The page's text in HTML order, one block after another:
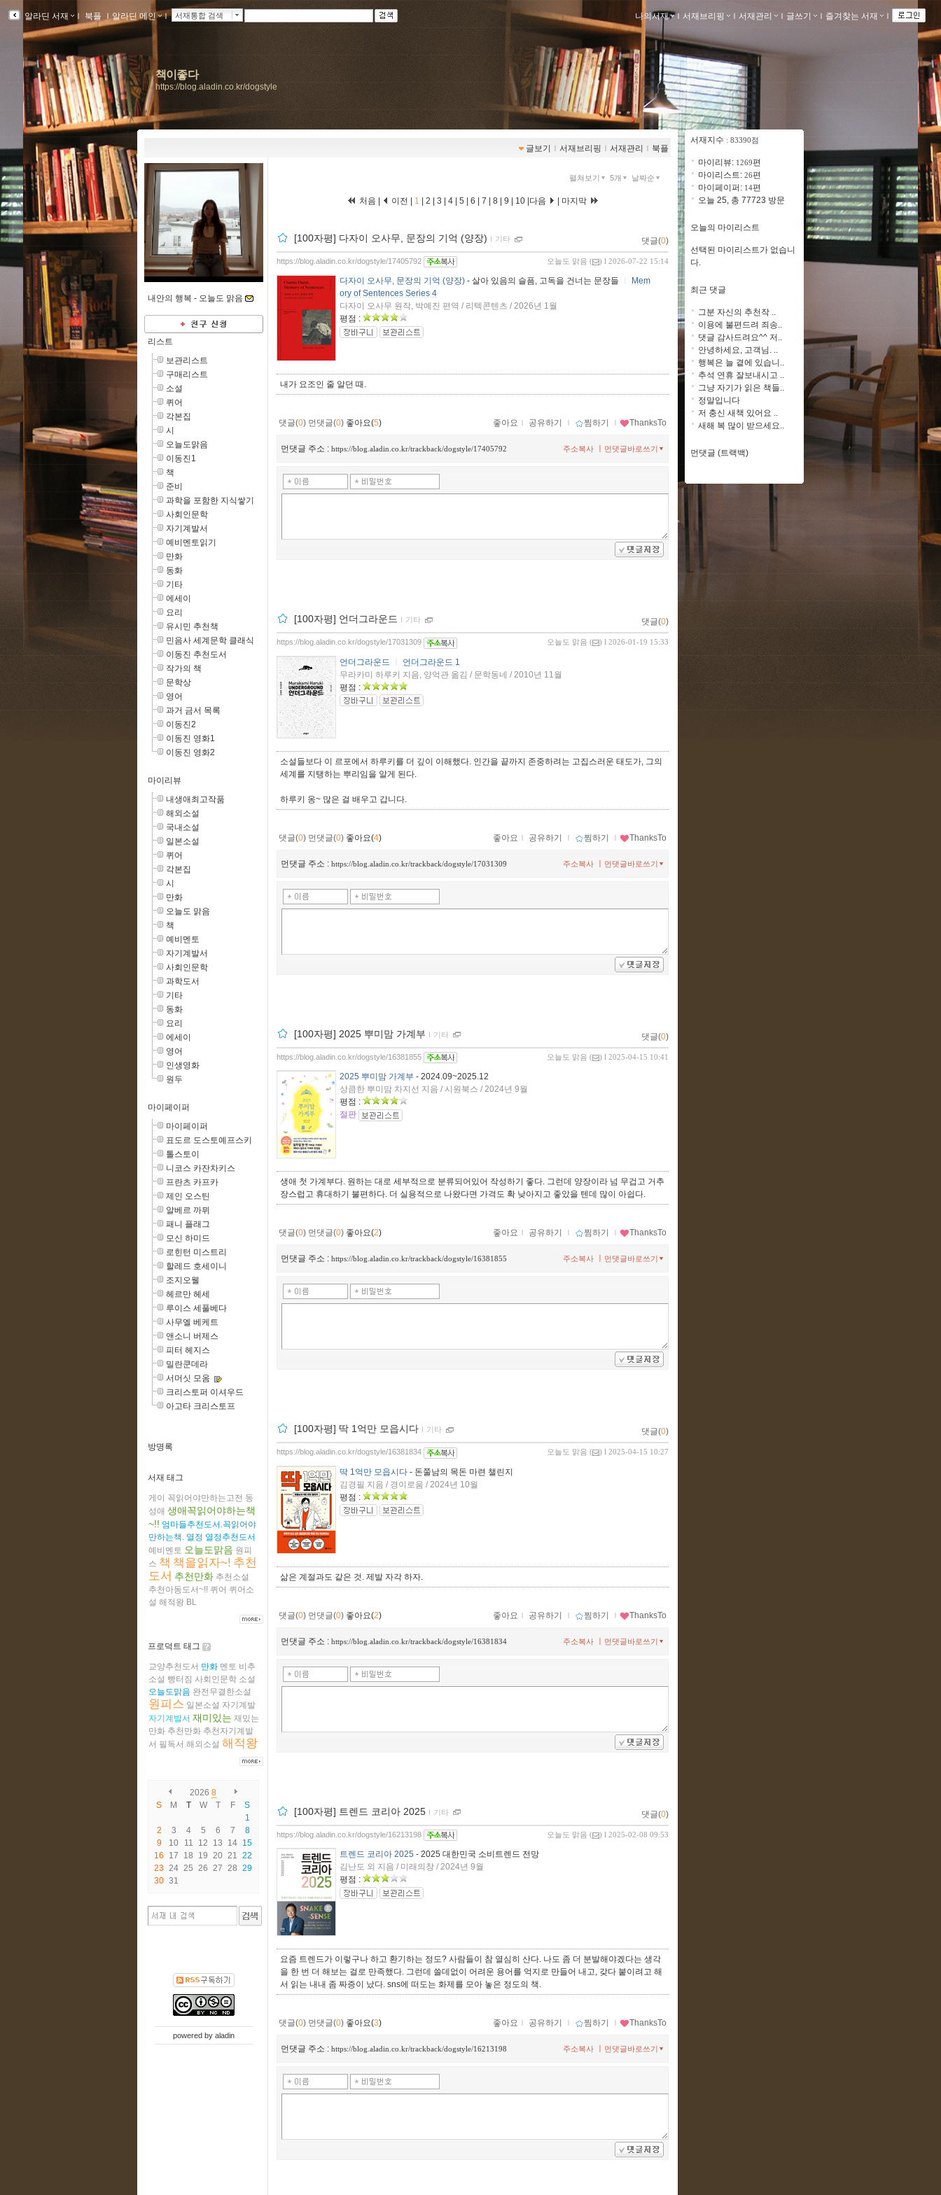
알라딘 서재 ｌ 북플 ｌ알라딘 메인 ｌ 서재통합 검색 나의서재 ｌ 서재브리핑 ｌ 서재관리 ｌ 글쓰기 ｌ 즐겨찾는 서재 ｌ
책이좋다
https://blog.aladin.co.kr/dogstyle
글보기 ｌ 서재브리핑 ｌ 서재관리 ｌ 북플
내안의 행복 - 오늘도 맑음
리스트
보관리스트
구매리스트
소설
퀴어
각본집
시
오늘도맑음
이동진1
책
준비
과학을 포함한 지식쌓기
사회인문학
자기계발서
예비멘토읽기
만화
동화
기타
에세이
요리
유시민 추천책
민음사 세계문학 클래식
이동진 추천도서
작가의 책
문학상
영어
과거 금서 목록
이동진2
이동진 영화1
이동진 영화2
마이리뷰
내생애최고작품
해외소설
국내소설
일본소설
퀴어
각본집
시
만화
오늘도 맑음
책
예비멘토
자기계발서
사회인문학
과학도서
기타
동화
요리
에세이
영어
인생영화
원두
마이페이퍼
마이페이퍼
표도르 도스토예프스키
톨스토이
니코스 카잔차키스
프란츠 카프카
제인 오스틴
알베르 까뮈
패니 플래그
모신 하미드
로힌턴 미스트리
할레드 호세이니
조지오웰
헤르만 헤세
루이스 세풀베다
사무엘 베케트
앤소니 버제스
피터 헤지스
밀란쿤데라
서머싯 모옴
크리스토퍼 이셔우드
아고타 크리스토프
방명록
서재 태그
게이 꼭읽어야만하는고전 동
성애 생애꼭읽어야하는책
~!! 엄마들추천도서.꼭읽어야
만하는책. 열정 열정추천도서
예비멘토 오늘도맑음 원피
스 책 책을읽자~! 추천
도서 추천만화 추천소설
추천아동도서~!! 퀴어 퀴어소
설 해적왕 BL
프로덕트 태그
교양추천도서 만화 멘토 비추
소설 빵터짐 사회인문학 소설
오늘도맑음 완전무결한소설
원피스 일본소설 자기계발
자기계발서 재미있는 재밌는
만화 추천만화 추천자기계발
서 필독서 해외소설 해적왕
2026 8
S
M T W T F
S
1
2
3 4 5 6 7
8
9
10 11 12 13 14 15
16
17 18 19 20 21 22
23 24 25 26 27 28 29
30 31
powered by aladin
펼쳐보기 5개 날짜순
처음 | 이전 | 1 2 3 4 5 6 7 8 9 10 다음 마지막
[100자평] 다자이 오사무, 문장의 기억 (양장) ｌ 기타 댓글(0)
오늘도 맑음 ( ) l 2026-07-22 15:14
https://blog.aladin.co.kr/dogstyle/17405792
다자이 오사무, 문장의 기억 (양장) - 살아 있음의 슬픔, 고독을 건너는 문장들
Mem
ory of Sentences Series 4
다자이 오사무 원작, 박예진 편역 / 리텍콘텐츠 / 2026년 1월
평점 :
내가 요조인 줄 알던 때.
댓글(0) 먼댓글(0) 좋아요(5) 좋아요 ｌ 공유하기 ｌ 찜하기 ｌ ThanksTo
먼댓글 주소 : https://blog.aladin.co.kr/trackback/dogstyle/17405792 먼댓글바로쓰기
주소복사
[100자평] 언더그라운드 ｌ 기타 댓글(0)
오늘도 맑음 ( ) l 2026-01-19 15:33
https://blog.aladin.co.kr/dogstyle/17031309
언더그라운드
언더그라운드 1
무라카미 하루키 지음, 양억관 옮김 / 문학동네 / 2010년 11월
평점 :
소설들보다 이 르포에서 하루키를 더 깊이 이해했다. 인간을 끝까지 존중하려는 고집스러운 태도가, 그의
세계를 지탱하는 뿌리임을 알게 된다.
하루키 옹~ 많은 걸 배우고 갑니다.
댓글(0) 먼댓글(0) 좋아요(4) 좋아요 ｌ 공유하기 ｌ 찜하기 ｌ ThanksTo
먼댓글 주소 : https://blog.aladin.co.kr/trackback/dogstyle/17031309 먼댓글바로쓰기
주소복사
[100자평] 2025 뿌미맘 가계부 ｌ 기타 댓글(0)
오늘도 맑음 ( ) l 2025-04-15 10:41
https://blog.aladin.co.kr/dogstyle/16381855
2025 뿌미맘 가계부 - 2024.09~2025.12
상큼한 뿌미맘 차지선 지음 / 시원북스 / 2024년 9월
평점 :
절판
생애 첫 가계부다. 원하는 대로 세부적으로 분류되어있어 작성하기 좋다. 그런데 양장이라 넘 무겁고 거추
장스럽고 휴대하기 불편하다. 더 실용적으로 나왔다면 가격도 확 낮아지고 좋았을 텐데 많이 아쉽다.
댓글(0) 먼댓글(0) 좋아요(2) 좋아요 ｌ 공유하기 ｌ 찜하기 ｌ ThanksTo
먼댓글 주소 : https://blog.aladin.co.kr/trackback/dogstyle/16381855 먼댓글바로쓰기
주소복사
[100자평] 딱 1억만 모읍시다 ｌ 기타 댓글(0)
오늘도 맑음 ( ) l 2025-04-15 10:27
https://blog.aladin.co.kr/dogstyle/16381834
딱 1억만 모읍시다 - 돈쭐남의 목돈 마련 챌린지
김경필 지음 / 경이로움 / 2024년 10월
평점 :
삶은 계절과도 같은 것. 제발 자각 하자.
댓글(0) 먼댓글(0) 좋아요(2) 좋아요 ｌ 공유하기 ｌ 찜하기 ｌ ThanksTo
먼댓글 주소 : https://blog.aladin.co.kr/trackback/dogstyle/16381834 먼댓글바로쓰기
주소복사 ㅣ
[100자평] 트렌드 코리아 2025 ｌ 기타 댓글(0)
오늘도 맑음 ( ) l 2025-02-08 09:53
https://blog.aladin.co.kr/dogstyle/16213198
트렌드 코리아 2025 - 2025 대한민국 소비트렌드 전망
김난도 외 지음 / 미래의창 / 2024년 9월
평점 :
요즘 트렌드가 이렇구나 하고 환기하는 정도? 사람들이 참 열심히 산다. 나도 좀 더 분발해야겠다는 생각
을 한 번 더 해보는 걸로 만족했다. 그런데 쓸데없이 어려운 용어를 억지로 만들어 내고, 갖다 붙이려고 해
서 읽는 내내 좀 짜증이 났다. sns에 떠도는 화제를 모아 놓은 정도의 책.
댓글(0) 먼댓글(0) 좋아요(3) 좋아요 ｌ 공유하기 ｌ 찜하기 ｌ ThanksTo
먼댓글 주소 : https://blog.aladin.co.kr/trackback/dogstyle/16213198 먼댓글바로쓰기
주소복사
서재지수 : 83390점
마이리뷰: 1269편
마이리스트: 26편
마이페이퍼: 14편
오늘 25, 총 77723 방문
오늘의 마이리스트
선택된 마이리스트가 없습니
다.
최근 댓글
그분 자신의 추천작 ..
이용에 불편드려 죄송..
댓글 감사드려요^^ 저..
안녕하세요, 고객님. ..
행복은 늘 곁에 있습니..
추석 연휴 잘보내시고 ..
그냥 자기가 읽은 책들..
정말입니다
저 충신 새책 있어요 ..
새해 복 많이 받으세요..
먼댓글 (트랙백)